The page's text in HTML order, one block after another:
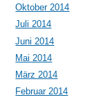
Oktober 2014
Juli 2014
Juni 2014
Mai 2014
März 2014
Februar 2014